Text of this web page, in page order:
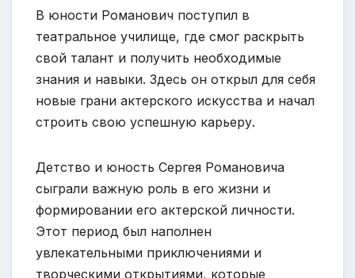
В юности Романович поступил в
театральное училище, где смог раскрыть
свой талант и получить необходимые
знания и навыки. Здесь он открыл для себя
новые грани актерского искусства и начал
строить свою успешную карьеру.
Детство и юность Сергея Романовича
сыграли важную роль в его жизни и
формировании его актерской личности.
Этот период был наполнен
увлекательными приключениями и
творческими открытиями, которые